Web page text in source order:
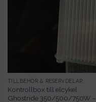
TILLBEHÖR & RESERVDELAR
Kontrollbox till elcykel
Ghostride 350/500/750W –